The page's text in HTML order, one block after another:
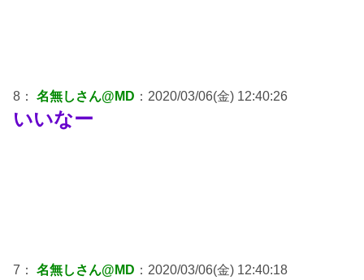
8： 名無しさん@MD ：2020/03/06(金) 12:40:26
いいなー
7： 名無しさん@MD ：2020/03/06(金) 12:40:18